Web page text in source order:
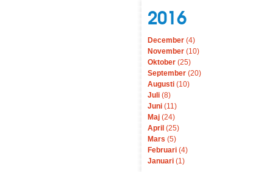
2016
December (4)
November (10)
Oktober (25)
September (20)
Augusti (10)
Juli (8)
Juni (11)
Maj (24)
April (25)
Mars (5)
Februari (4)
Januari (1)